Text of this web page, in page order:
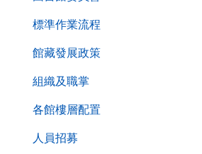
標準作業流程
館藏發展政策
組織及職掌
各館樓層配置
人員招募